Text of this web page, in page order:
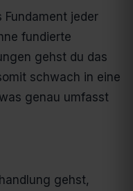
Fundament jeder
fundierte
gehst du das
schwach in eine
genau umfasst
gehst,